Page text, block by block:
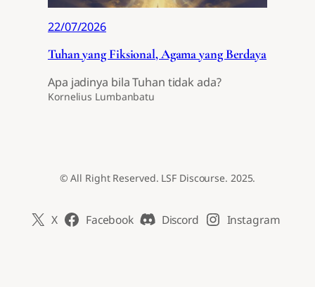
22/07/2026
Tuhan yang Fiksional, Agama yang Berdaya
Apa jadinya bila Tuhan tidak ada?
Kornelius Lumbanbatu
© All Right Reserved. LSF Discourse. 2025.
X Facebook Discord Instagram